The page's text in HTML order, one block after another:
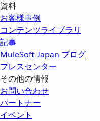
資料
お客様事例
コンテンツライブラリ
記事
MuleSoft Japan ブログ
プレスセンター
その他の情報
お問い合わせ
パートナー
イベント